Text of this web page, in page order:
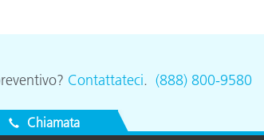
Contattateci. (888) 800-9580
Chiamata